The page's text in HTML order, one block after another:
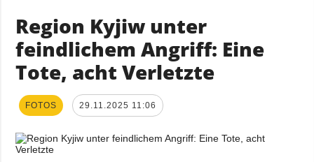
Region Kyjiw unter
feindlichem Angriff: Eine
Tote, acht Verletzte
FOTOS 29.11.2025 11:06